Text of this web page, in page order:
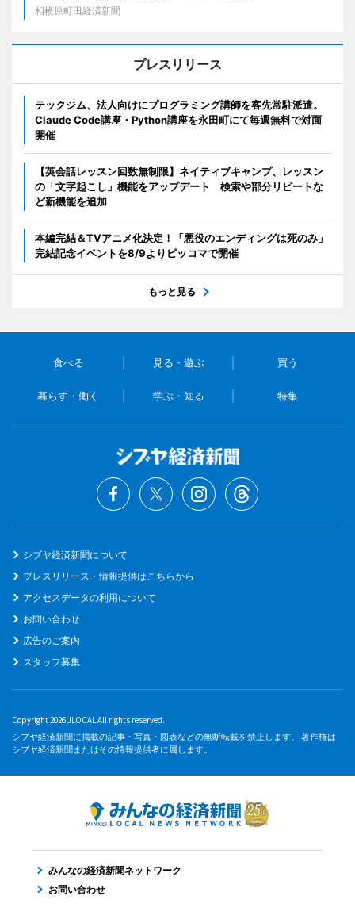
相模原町田経済新聞
プレスリリース
テックジム、法人向けにプログラミング講師を客先常駐派遣。
Claude Code講座・Python講座を永田町にて毎週無料で対面
開催
【英会話レッスン回数無制限】ネイティブキャンプ、レッスン
の「文字起こし」機能をアップデート 検索や部分リピートな
ど新機能を追加
本編完結＆TVアニメ化決定！「悪役のエンディングは死のみ」
完結記念イベントを8/9よりピッコマで開催
もっと見る
食べる 見る・遊ぶ 買う
暮らす・働く 学ぶ・知る 特集
シブヤ経済新聞について
プレスリリース・情報提供はこちらから
アクセスデータの利用について
お問い合わせ
広告のご案内
スタッフ募集
Copyright 2026 JLOCAL All rights reserved.
シブヤ経済新聞に掲載の記事・写真・図表などの無断転載を禁止します。 著作権は
シブヤ経済新聞またはその情報提供者に属します。
みんなの経済新聞ネットワーク
お問い合わせ